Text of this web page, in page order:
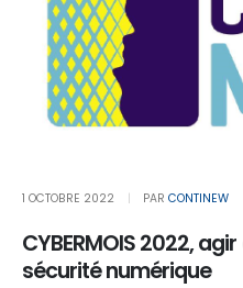
1 OCTOBRE 2022 PAR CONTINEW
CYBERMOIS 2022,
sécurité numérique